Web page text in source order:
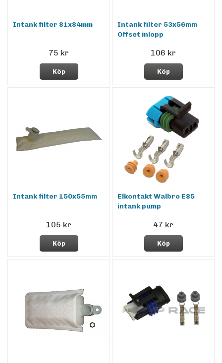
Intank filter 81x84mm
75 kr
Köp
Intank filter 53x56mm
Offset inlopp
106 kr
Köp
Intank filter 150x55mm
105 kr
Köp
Elkontakt Walbro E85
intank pump
47 kr
Köp